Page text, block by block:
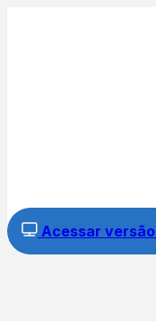
Acessar